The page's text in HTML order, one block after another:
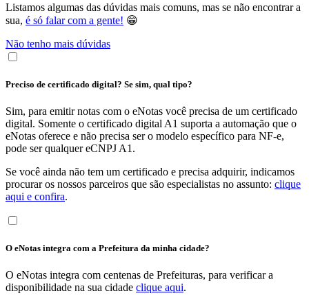
Listamos algumas das dúvidas mais comuns, mas se não encontrar a
sua, é só falar com a gente! 😁
Não tenho mais dúvidas
Preciso de certificado digital? Se sim, qual tipo?
Sim, para emitir notas com o eNotas você precisa de um certificado
digital. Somente o certificado digital A1 suporta a automação que o
eNotas oferece e não precisa ser o modelo específico para NF-e,
pode ser qualquer eCNPJ A1.
Se você ainda não tem um certificado e precisa adquirir, indicamos
procurar os nossos parceiros que são especialistas no assunto: clique
aqui e confira.
O eNotas integra com a Prefeitura da minha cidade?
O eNotas integra com centenas de Prefeituras, para verificar a
disponibilidade na sua cidade clique aqui.